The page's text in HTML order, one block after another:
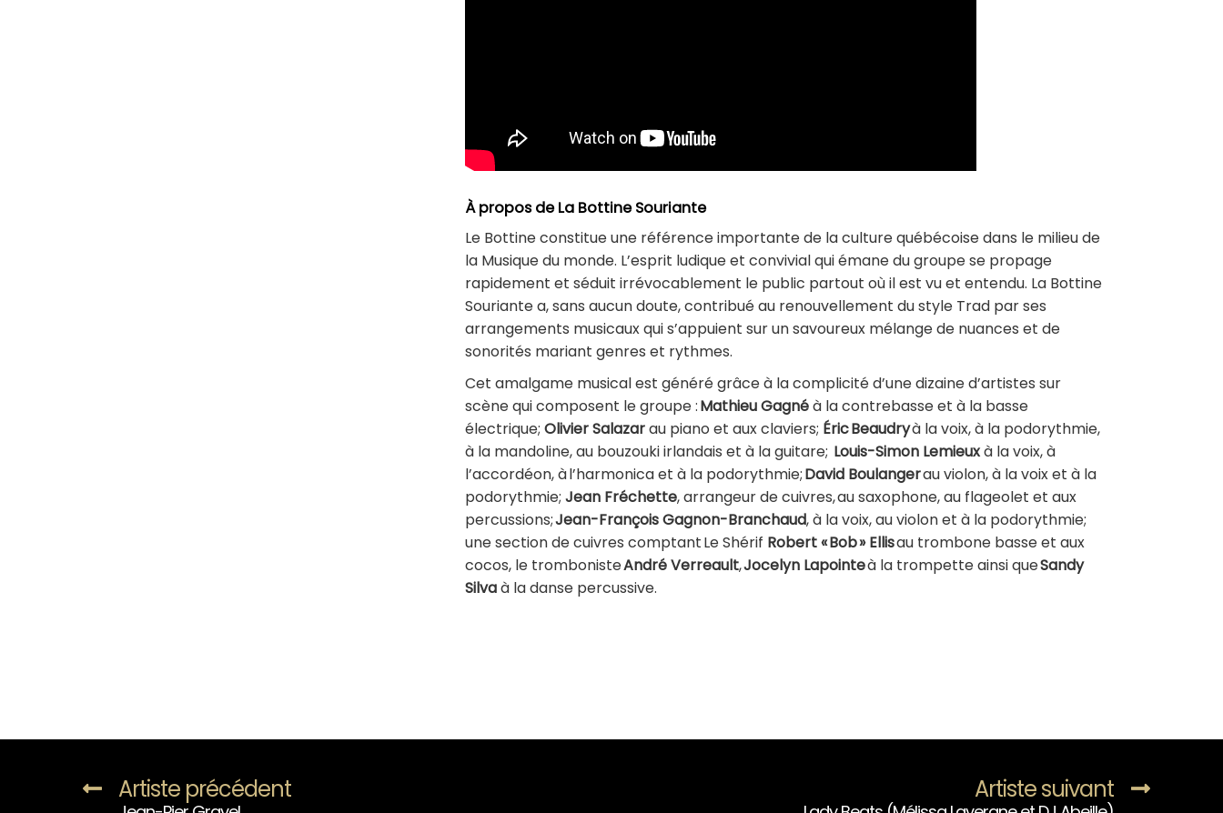
À propos de La Bottine Souriante
Le Bottine constitue une référence importante de la culture québécoise dans le milieu de
la Musique du monde. L’esprit ludique et convivial qui émane du groupe se propage
rapidement et séduit irrévocablement le public partout où il est vu et entendu. La Bottine
Souriante a, sans aucun doute, contribué au renouvellement du style Trad par ses
arrangements musicaux qui s’appuient sur un savoureux mélange de nuances et de
sonorités mariant genres et rythmes.
Cet amalgame musical est généré grâce à la complicité d’une dizaine d’artistes sur
scène qui composent le groupe :Mathieu Gagnéà la contrebasse et à la basse
électrique;Olivier Salazarau piano et aux claviers; Éric Beaudryà la voix, à la podorythmie,
à la mandoline, au bouzouki irlandais et à la guitare; Louis-Simon Lemieuxà la voix, à
l’accordéon, à l’harmonica et à la podorythmie;David Boulangerau violon, à la voix et à la
podorythmie;Jean Fréchette, arrangeur de cuivres, au saxophone, au flageolet et aux
percussions;Jean-François Gagnon-Branchaud, à la voix, au violon et à la podorythmie;
une section de cuivres comptant Le Shérif Robert « Bob » Ellisau trombone basse et aux
cocos, le trombonisteAndré Verreault,Jocelyn Lapointeà la trompette ainsi queSandy
Silvaà la danse percussive.
Artiste précédent Artiste suivant